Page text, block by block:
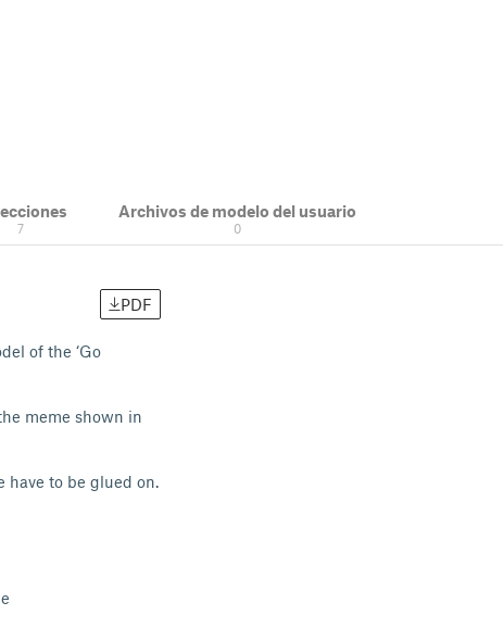
7
Archivos de modelo del usuario
0
PDF
of the ‘Go
meme shown in
have to be glued on.